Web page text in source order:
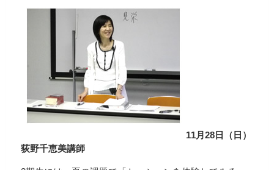
11月28日（日）
荻野千恵美講師